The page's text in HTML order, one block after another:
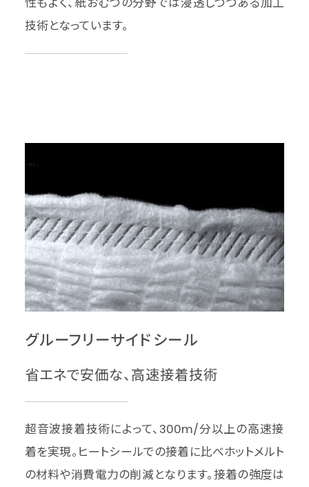
技術となっています。
グルーフリーサイドシール
省エネで安価な、高速接着技術
超音波接着技術によって、300m/分以上の高速接
着を実現。ヒートシールでの接着に比べホットメルト
の材料や消費電力の削減となります。接着の強度は